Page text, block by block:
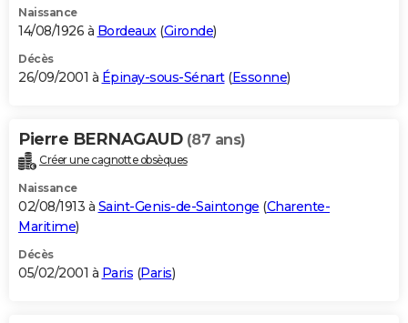
Naissance
14/08/1926 à Bordeaux(Gironde)
Décès
26/09/2001 à Épinay-sous-Sénart(Essonne)
Pierre BERNAGAUD (87 ans)
Créer une cagnotte obsèques
Naissance
02/08/1913 à Saint-Genis-de-Saintonge (Charente-
Maritime)
Décès
05/02/2001 à Paris (Paris)